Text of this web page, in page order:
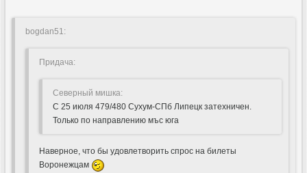
bogdan51:
Придача:
Северный мишка:
С 25 июля 479/480 Сухум-СПб Липецк затехничен.
Только по направлению мъс юга
Наверное, что бы удовлетворить спрос на билеты
Воронежцам